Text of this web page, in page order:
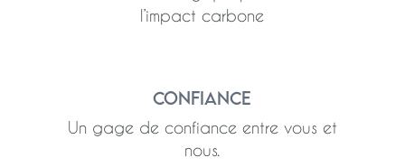
l’impact carbone
Confiance
Un gage de confiance entre vous et
nous.